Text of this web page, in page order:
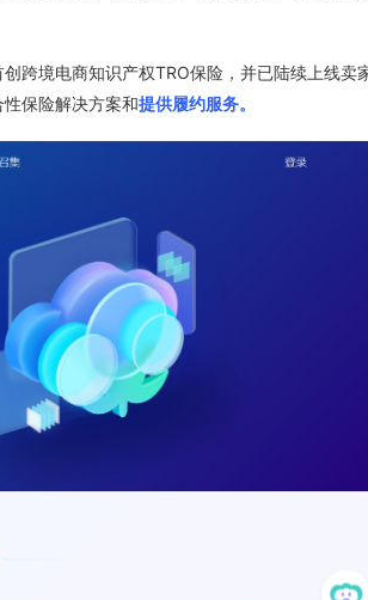
跨境电商知识产权TRO保险，并已陆续上线卖
保险解决方案和提供履约服务。